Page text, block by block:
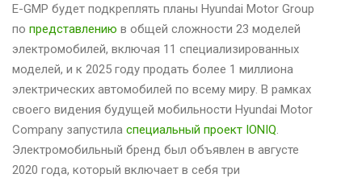
E-GMP будет подкреплять планы Hyundai Motor Group
по представлению в общей сложности 23 моделей
электромобилей, включая 11 специализированных
моделей, и к 2025 году продать более 1 миллиона
электрических автомобилей по всему миру. В рамках
своего видения будущей мобильности Hyundai Motor
Company запустила специальный проект IONIQ.
Электромобильный бренд был объявлен в августе
2020 года, который включает в себя три